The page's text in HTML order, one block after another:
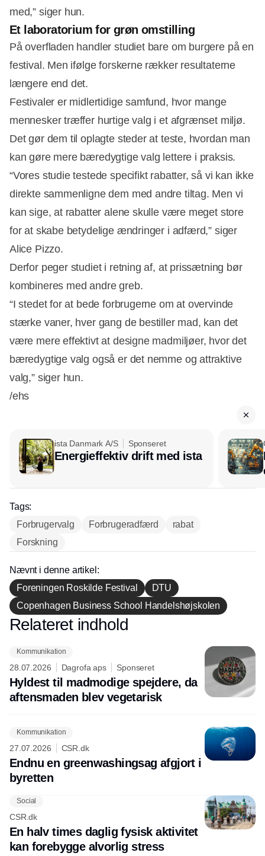
med,” siger hun.
Et laboratorium for grøn omstilling
På overfladen handler studiet bare om burgere på en
festival. Men ifølge forskerne rækker resultaterne
længere end det.
Festivaler er midlertidige samfund, hvor mange
mennesker træffer hurtige valg i et afgrænset miljø.
Det gør dem til oplagte steder at teste, hvordan man
kan gøre mere bæredygtige valg lettere i praksis.
“Vores studie testede specifikt rabatter, så vi kan ikke
direkte sammenligne dem med andre tiltag. Men vi
kan sige, at rabatter alene skulle være meget store
for at skabe betydelige ændringer i adfærd,” siger
Alice Pizzo.
Derfor peger studiet i retning af, at prissætning bør
kombineres med andre greb.
“I stedet for at bede forbrugerne om at overvinde
stærke vaner, hver gang de bestiller mad, kan det
være mere effektivt at designe madmiljøer, hvor det
bæredygtige valg også er det nemme og attraktive
valg,” siger hun.
/ehs
ista Danmark A/S Sponseret
Energieffektiv drift med ista
Tags:
Forbrugervalg
Forbrugeradfærd
rabat
Forskning
Nævnt i denne artikel:
Foreningen Roskilde Festival
DTU
Copenhagen Business School Handelshøjskolen
Annonce
Relateret indhold
Kommunikation
28.07.2026 Dagrofa aps Sponseret
Hyldest til madmodige spejdere, da
aftensmaden blev vegetarisk
Kommunikation
27.07.2026 CSR.dk
Endnu en greenwashingsag afgjort i
byretten
Social
CSR.dk
En halv times daglig fysisk aktivitet
kan forebygge alvorlig stress